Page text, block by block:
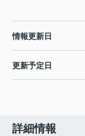
情報更新日
更新予定日
詳細情報